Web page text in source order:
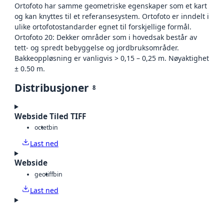
Ortofoto har samme geometriske egenskaper som et kart
og kan knyttes til et referansesystem. Ortofoto er inndelt i
ulike ortofotostandarder egnet til forskjellige formål.
Ortofoto 20: Dekker områder som i hovedsak består av
tett- og spredt bebyggelse og jordbruksområder.
Bakkeoppløsning er vanligvis > 0,15 – 0,25 m. Nøyaktighet
± 0.50 m.
Distribusjoner 8
Webside Tiled TIFF
octetbin
Last ned
Webside
geotiffbin
Last ned